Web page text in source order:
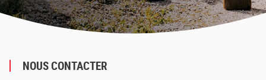
NOUS CONTACTER